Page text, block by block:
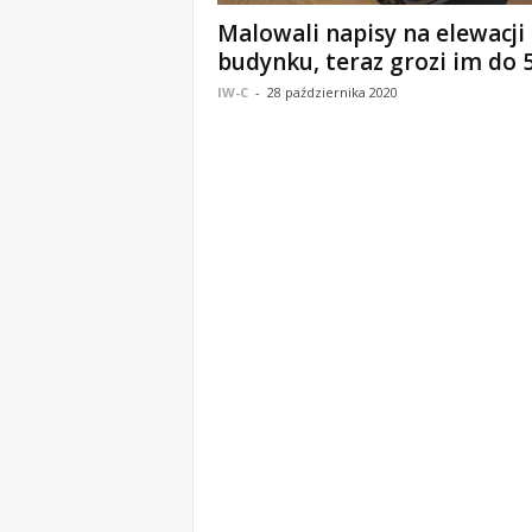
Malowali napisy na elewacji
budynku, teraz grozi im do
IW-C - 28 października 2020